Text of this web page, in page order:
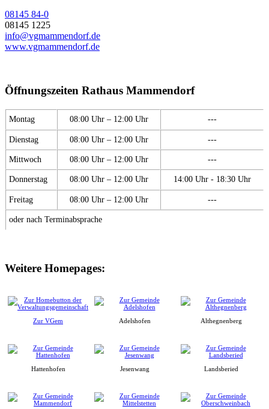
08145 84-0
08145 1225
info@vgmammendorf.de
www.vgmammendorf.de
Öffnungszeiten Rathaus Mammendorf
Montag 08:00 Uhr – 12:00 Uhr ---
Dienstag 08:00 Uhr – 12:00 Uhr ---
Mittwoch 08:00 Uhr – 12:00 Uhr ---
Donnerstag 08:00 Uhr – 12:00 Uhr 14:00 Uhr - 18:30 Uhr
Freitag 08:00 Uhr – 12:00 Uhr ---
oder nach Terminabsprache
Weitere Homepages:
Zur VGem Adelshofen Althegnenberg
Hattenhofen Jesenwang Landsberied